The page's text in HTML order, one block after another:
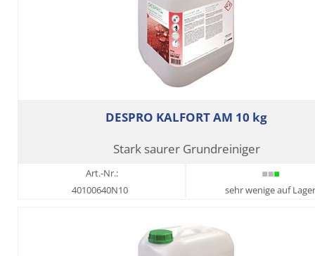
DESPRO KALFORT AM 10 kg
Stark saurer Grundreiniger
Art.-Nr.:
40100640N10
sehr wenige auf Lager